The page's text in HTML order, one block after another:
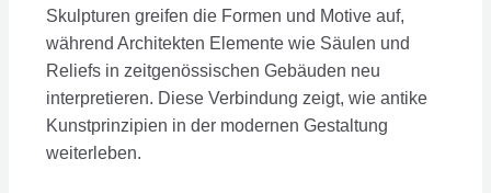
Skulpturen greifen die Formen und Motive auf,
während Architekten Elemente wie Säulen und
Reliefs in zeitgenössischen Gebäuden neu
interpretieren. Diese Verbindung zeigt, wie antike
Kunstprinzipien in der modernen Gestaltung
weiterleben.